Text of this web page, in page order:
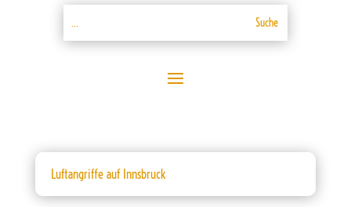
Luftangriffe auf Innsbruck